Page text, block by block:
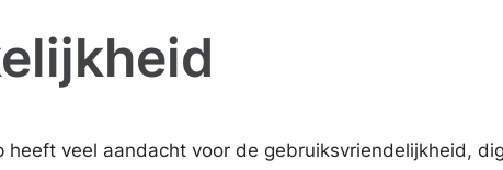
heeft veel aandacht voor de gebruiksvriendelijkheid,